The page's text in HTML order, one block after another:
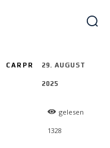
CARPR 29. AUGUST
2025
gelesen
1328